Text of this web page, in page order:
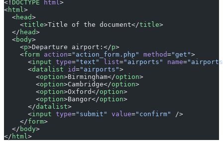
<! DOCTYPE html>
<html>
  <
head>
    <
title>Title of the document</title>
  </
head>
  <
body>
    <
p>Departure airport:</p>
    <
form action="action_form.php" method="get">
      <
input type="text" list="airports" name=
      <
datalist id="airports">
        <
option>Birmingham</option>
        <
option>Cambridge</option>
        <
option>Oxford</option>
        <
option>Bangor</option>
      </
datalist>
      <
input type="submit" value="confirm"
/>
    </
form>
  </
body>
</ html>